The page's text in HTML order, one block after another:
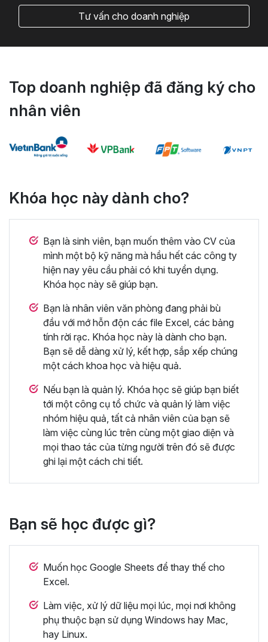
Tư vấn cho doanh nghiệp
Top doanh nghiệp đã đăng ký cho
nhân viên
Khóa học này dành cho?
Bạn là sinh viên, bạn muốn thêm vào CV của
mình một bộ kỹ năng mà hầu hết các công ty
hiện nay yêu cầu phải có khi tuyển dụng.
Khóa học này sẽ giúp bạn.
Bạn là nhân viên văn phòng đang phải bù
đầu với mớ hỗn độn các file Excel, các bảng
tính rời rạc. Khóa học này là dành cho bạn.
Bạn sẽ dễ dàng xử lý, kết hợp, sắp xếp chúng
một cách khoa học và hiệu quả.
Nếu bạn là quản lý. Khóa học sẽ giúp bạn biết
tới một công cụ tổ chức và quản lý làm việc
nhóm hiệu quả, tất cả nhân viên của bạn sẽ
làm việc cùng lúc trên cùng một giao diện và
mọi thao tác của từng người trên đó sẽ được
ghi lại một cách chi tiết.
Bạn sẽ học được gì?
Muốn học Google Sheets để thay thế cho
Excel.
Làm việc, xử lý dữ liệu mọi lúc, mọi nơi không
phụ thuộc bạn sử dụng Windows hay Mac,
hay Linux.